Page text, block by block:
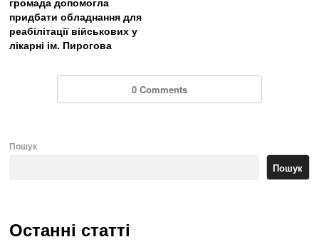
придбати обладнання для
реабілітації військових у
лікарні ім. Пирогова
0 Comments
Пошук
Пошук
Останні статті